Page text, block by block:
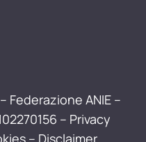
Federazione ANIE –
– Privacy